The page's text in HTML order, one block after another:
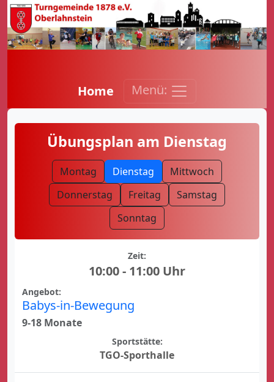
Home Menü:
Übungsplan am Dienstag
Montag Dienstag
Mittwoch
Donnerstag
Freitag
Samstag
Sonntag
Zeit:
10:00 - 11:00 Uhr
Angebot:
Babys-in-Bewegung
9-18 Monate
Sportstätte:
TGO-Sporthalle